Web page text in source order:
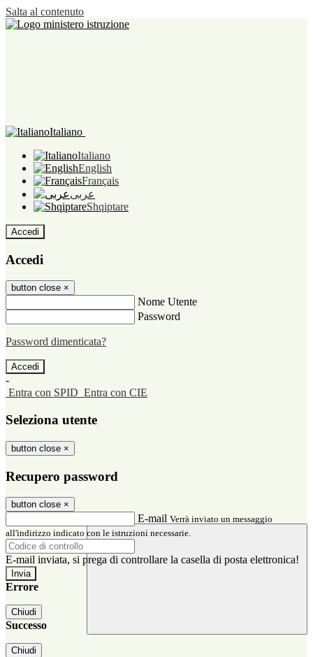
Salta al contenuto
Italiano
Italiano
English
Français
عربى
Shqiptare
Accedi
Accedi
button close ×
Nome Utente
Password
Password dimenticata?
-
Entra con SPID Entra con CIE
Seleziona utente
button close ×
Recupero password
button close ×
E-mail Verrà inviato un messaggio
all'indirizzo indicato con le istruzioni necessarie.
E-mail inviata, si prega di controllare la casella di posta elettronica!
Errore
Chiudi
Successo
Chiudi